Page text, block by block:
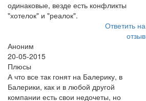
одинаковые, везде есть конфликты
"хотелок" и "реалок".
Ответить на
отзыв
Аноним
20-05-2015
Плюсы
А что все так гонят на Балерику, в
Балерики, как и в любой другой
компании есть свои недочеты, но